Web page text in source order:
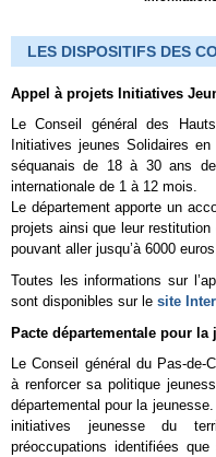
LES DISPOSITIFS DES
Appel à projets Initiatives
Le Conseil général des
Initiatives jeunes Solidaires
séquanais de 18 à 30 ans
internationale de 1 à 12 mois.
Le département apporte un
projets ainsi que leur
pouvant aller jusqu’à 6000
Toutes les informations sur
sont disponibles sur le site
Pacte départementale pour la
Le Conseil général du Pas-de-
à renforcer sa politique
départemental pour la
initiatives jeunesse du
préoccupations identifiées